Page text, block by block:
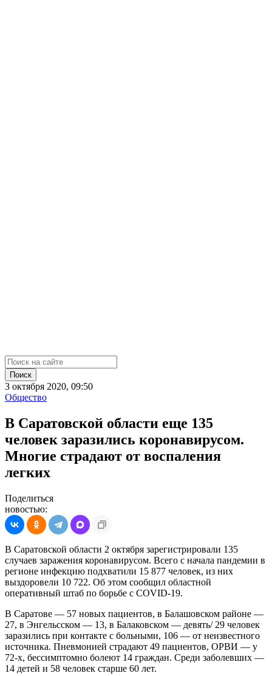
Поиск
3 октября 2020, 09:50
Общество
В Саратовской области еще 135
человек заразились коронавирусом.
Многие страдают от воспаления
легких
Поделиться
новостью:
В Саратовской области 2 октября зарегистрировали 135
случаев заражения коронавирусом. Всего с начала пандемии в
регионе инфекцию подхватили 15 877 человек, из них
выздоровели 10 722. Об этом сообщил областной
оперативный штаб по борьбе с COVID-19.
В Саратове — 57 новых пациентов, в Балашовском районе —
27, в Энгельсском — 13, в Балаковском — девять/ 29 человек
заразились при контакте с больными, 106 — от неизвестного
источника. Пневмонией страдают 49 пациентов, ОРВИ — у
72-х, бессимптомно болеют 14 граждан. Среди заболевших —
14 детей и 58 человек старше 60 лет.